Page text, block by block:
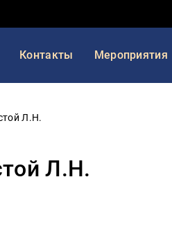
Контакты Мероприятия
Л.Н.
Л.Н.